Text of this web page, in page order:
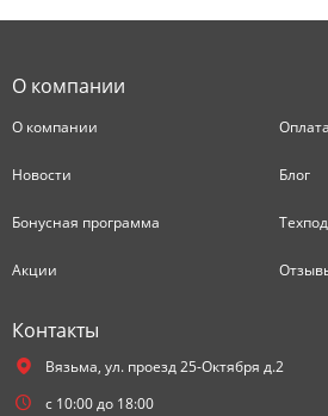
О компании
О компании
Новости Блог
Бонусная программа
Акции
Контакты
Вязьма, ул. проезд 25-Октября д.2
с 10:00 до 18:00